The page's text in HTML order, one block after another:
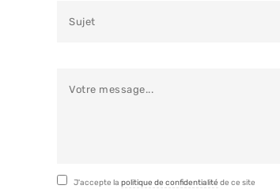
J'accepte lapolitique de confidentialité de ce site